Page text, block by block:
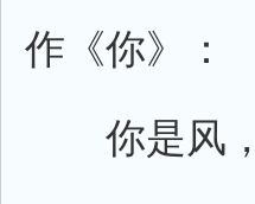
作《你》：
你是风，